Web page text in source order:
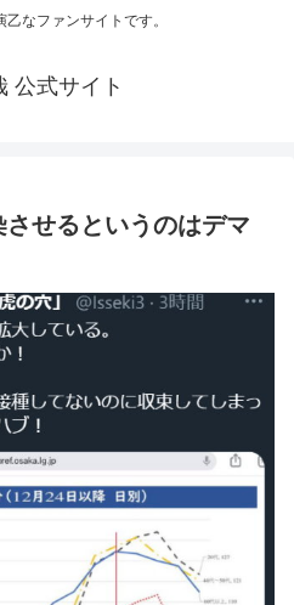
なファンサイトです。
公式サイト
せるというのはデマ